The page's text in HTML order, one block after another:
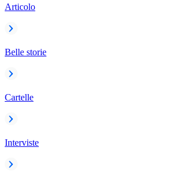
Articolo
Belle storie
Cartelle
Interviste